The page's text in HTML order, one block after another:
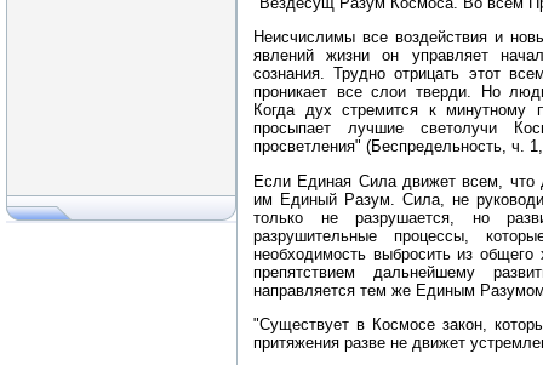
Неисчислимы все воздействия и
явлений жизни он управляет
сознания. Трудно отрицать этот
проникает все слои тверди. Но
Когда дух стремится к минутному
просыпает лучшие светолучи
просветления" (Беспредельность,
Если Единая Сила движет всем, что
им Единый Разум. Сила, не
только не разрушается, но
разрушительные процессы,
необходимость выбросить из
препятствием дальнейшему
направляется тем же Единым
"Существует в Космосе закон,
притяжения разве не движет